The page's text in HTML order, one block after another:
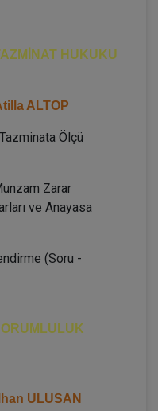
HUKUKU
ALTOP
Ölçü
Zarar
ve Anayasa
(Soru -
ULUSAN